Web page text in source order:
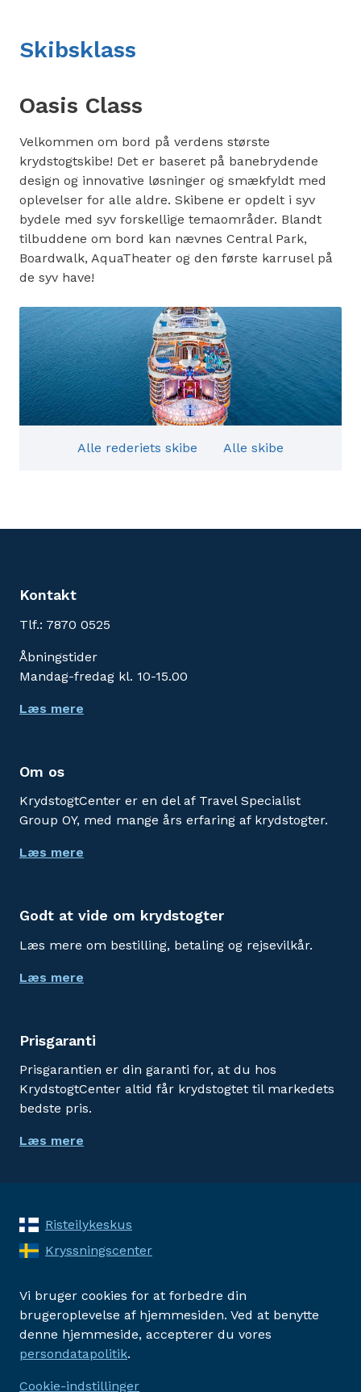
Skibsklass
Oasis Class
Velkommen om bord på verdens største
krydstogtskibe! Det er baseret på banebrydende
design og innovative løsninger og smækfyldt med
oplevelser for alle aldre. Skibene er opdelt i syv
bydele med syv forskellige temaområder. Blandt
tilbuddene om bord kan nævnes Central Park,
Boardwalk, AquaTheater og den første karrusel på
de syv have!
Alle rederiets skibe Alle skibe
Kontakt
Tlf.: 7870 0525
Åbningstider
Mandag-fredag kl. 10-15.00
Læs mere
Om os
KrydstogtCenter er en del af Travel Specialist
Group OY, med mange års erfaring af krydstogter.
Læs mere
Godt at vide om krydstogter
Læs mere om bestilling, betaling og rejsevilkår.
Læs mere
Prisgaranti
Prisgarantien er din garanti for, at du hos
KrydstogtCenter altid får krydstogtet til markedets
bedste pris.
Læs mere
Risteilykeskus
Kryssningscenter
Vi bruger cookies for at forbedre din
brugeroplevelse af hjemmesiden. Ved at benytte
denne hjemmeside, accepterer du vores
persondatapolitik.
Cookie-indstillinger